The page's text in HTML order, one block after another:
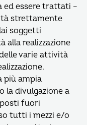
ed essere trattati –
strettamente
soggetti
alla realizzazione
varie attività
più ampia
la divulgazione a
fuori
tutti i mezzi e/o